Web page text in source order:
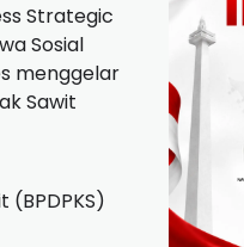
Strategic
Sosial
menggelar
Sawit
(BPDPKS)